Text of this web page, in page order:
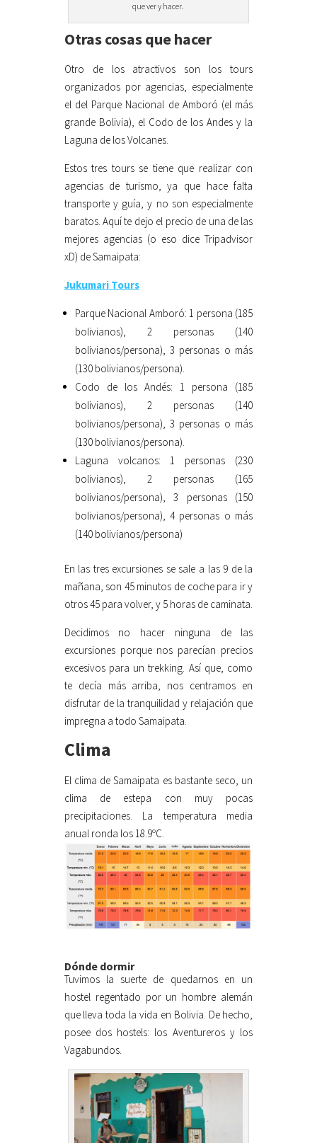
que ver y hacer.
Otras cosas que hacer
Otro de los atractivos son los tours
organizados por agencias, especialmente
el del Parque Nacional de Amboró (el más
grande Bolivia), el Codo de los Andes y la
Laguna de los Volcanes.
Estos tres tours se tiene que realizar con
agencias de turismo, ya que hace falta
transporte y guía, y no son especialmente
baratos. Aquí te dejo el precio de una de las
mejores agencias (o eso dice Tripadvisor
xD) de Samaipata:
Jukumari Tours
Parque Nacional Amboró: 1 persona (185
bolivianos), 2 personas (140
bolivianos/persona), 3 personas o más
(130 bolivianos/persona).
Codo de los Andés: 1 persona (185
bolivianos), 2 personas (140
bolivianos/persona), 3 personas o más
(130 bolivianos/persona).
Laguna volcanos: 1 personas (230
bolivianos), 2 personas (165
bolivianos/persona), 3 personas (150
bolivianos/persona), 4 personas o más
(140 bolivianos/persona)
En las tres excursiones se sale a las 9 de la
mañana, son 45 minutos de coche para ir y
otros 45 para volver, y 5 horas de caminata.
Decidimos no hacer ninguna de las
excursiones porque nos parecían precios
excesivos para un trekking. Así que, como
te decía más arriba, nos centramos en
disfrutar de la tranquilidad y relajación que
impregna a todo Samaipata.
Clima
El clima de Samaipata es bastante seco, un
clima de estepa con muy pocas
precipitaciones. La temperatura media
anual ronda los 18.9ºC.
Dónde dormir
Tuvimos la suerte de quedarnos en un
hostel regentado por un hombre alemán
que lleva toda la vida en Bolivia. De hecho,
posee dos hostels: los Aventureros y los
Vagabundos.